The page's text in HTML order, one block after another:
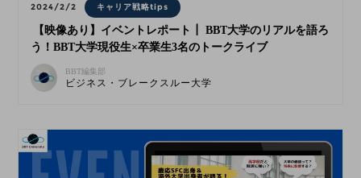
2024/2/2 キャリア戦略tips
【映像あり】イベントレポート┃ BBT大学のリアルを語ろ
う！BBT大学現役生×卒業生3名のトークライブ​
BBT編集部
ビジネス・ブレークスルー大学